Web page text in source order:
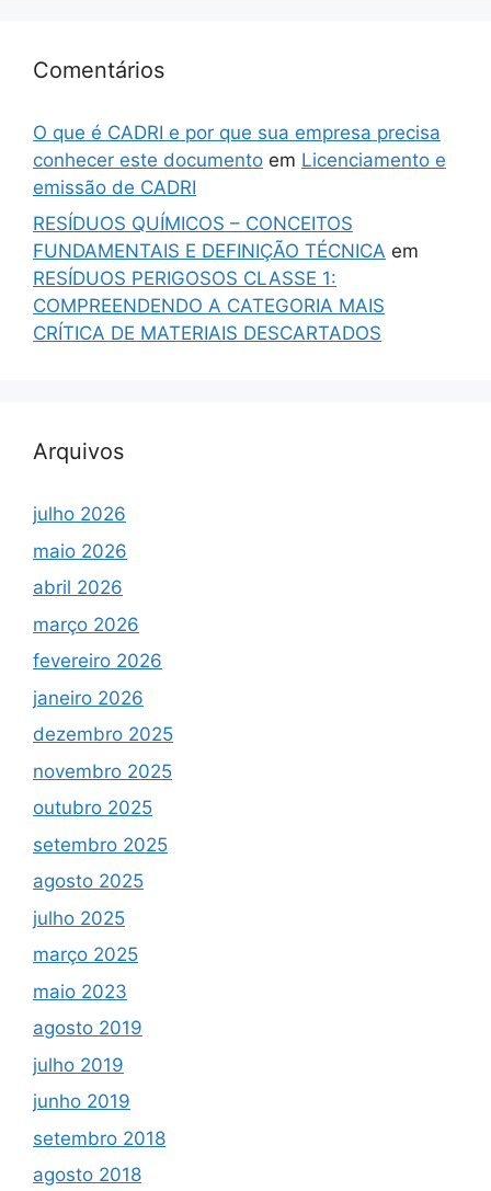
Comentários
O que é CADRI e por que sua empresa precisa
conhecer este documento em Licenciamento e
emissão de CADRI
RESÍDUOS QUÍMICOS – CONCEITOS
FUNDAMENTAIS E DEFINIÇÃO TÉCNICA em
RESÍDUOS PERIGOSOS CLASSE 1:
COMPREENDENDO A CATEGORIA MAIS
CRÍTICA DE MATERIAIS DESCARTADOS
Arquivos
julho 2026
maio 2026
abril 2026
março 2026
fevereiro 2026
janeiro 2026
dezembro 2025
novembro 2025
outubro 2025
setembro 2025
agosto 2025
julho 2025
março 2025
maio 2023
agosto 2019
julho 2019
junho 2019
setembro 2018
agosto 2018